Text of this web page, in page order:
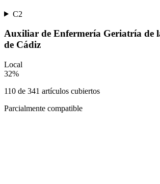
C2
Auxiliar de Enfermería Geriatría de
de Cádiz
Local
32%
110 de 341 artículos cubiertos
Parcialmente compatible